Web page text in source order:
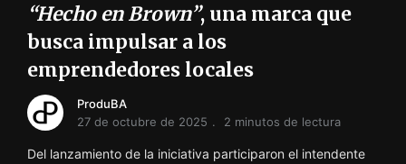
“Hecho en Brown”, una marca que
busca impulsar a los
emprendedores locales
ProduBA
27 de octubre de 2025
2 minutos de lectura
Del lanzamiento de la iniciativa participaron el intendente